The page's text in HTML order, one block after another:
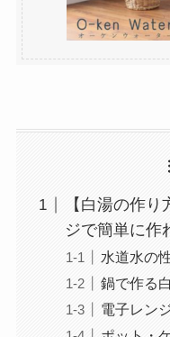
【白湯の作
ジで簡単に作
水道水の
鍋で作る
電子レン